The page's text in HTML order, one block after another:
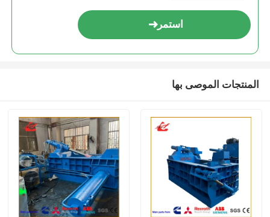
استمر
المنتجات الموصى بها